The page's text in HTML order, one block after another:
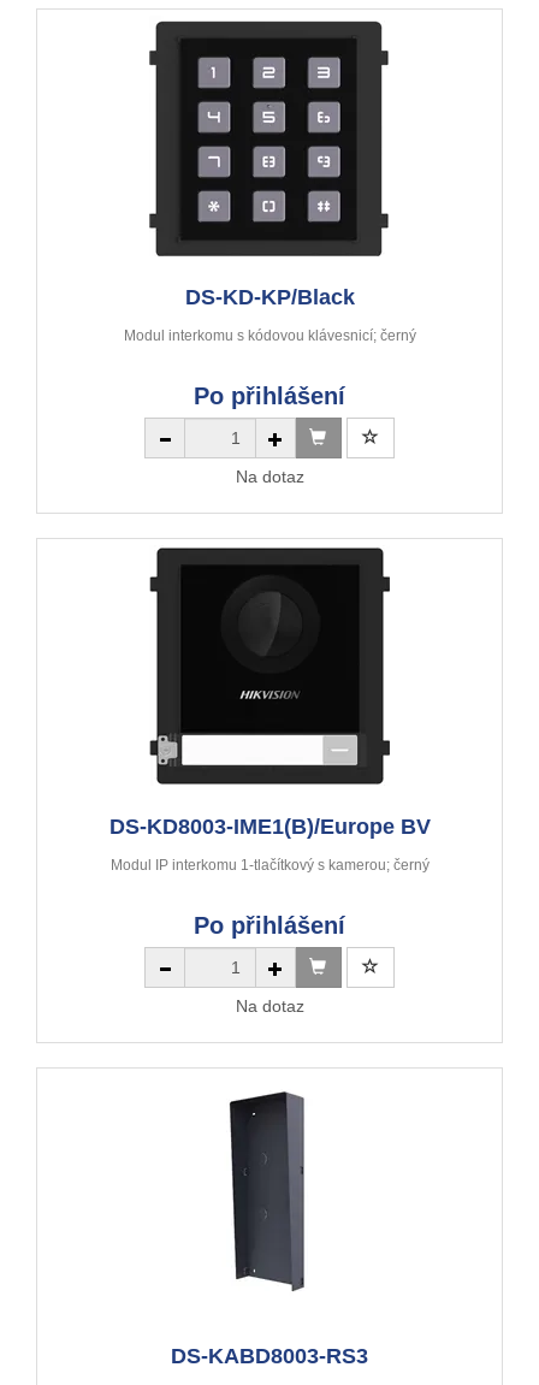
DS-KD-KP/Black
Modul interkomu s kódovou klávesnicí; černý
Po přihlášení
Na dotaz
DS-KD8003-IME1(B)/Europe BV
Modul IP interkomu 1-tlačítkový s kamerou; černý
Po přihlášení
Na dotaz
DS-KABD8003-RS3